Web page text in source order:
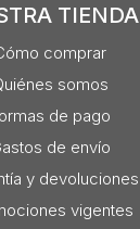
TIENDA
comprar
somos
de pago
de envío
y devoluciones
vigentes